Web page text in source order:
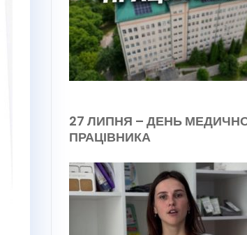
27 ЛИПНЯ – ДЕНЬ
ПРАЦІВНИКА